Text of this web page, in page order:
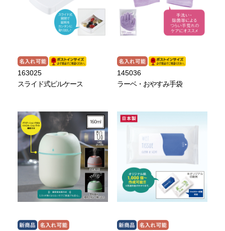
163025
スライド式ピルケース
145036
ラーベ・おやすみ手袋